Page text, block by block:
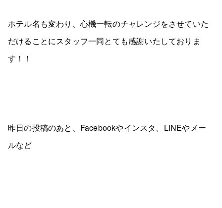
ホテル名も変わり、心機一転のチャレンジをさせていた
だけることにスタッフ一同とても感謝いたしておりま
す！！
昨日の投稿のあと、Facebookやインスタ、LINEやメー
ルなど